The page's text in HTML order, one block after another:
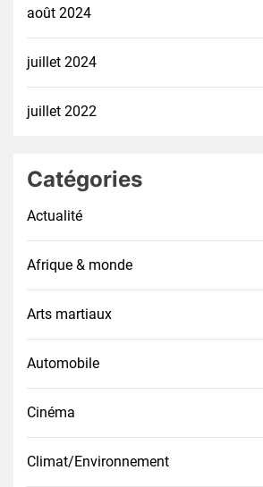
août 2024
juillet 2024
juillet 2022
Catégories
Actualité
Afrique & monde
Arts martiaux
Automobile
Cinéma
Climat/Environnement